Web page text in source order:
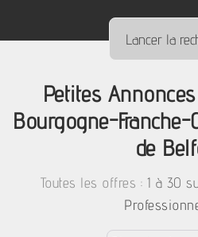
Petites
Bourgogne-
de
Toutes les offres : 1 à 30